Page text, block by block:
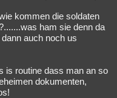
kommen die soldaten
ham sie denn da
auch noch us
is routine dass man an so
dokumenten,